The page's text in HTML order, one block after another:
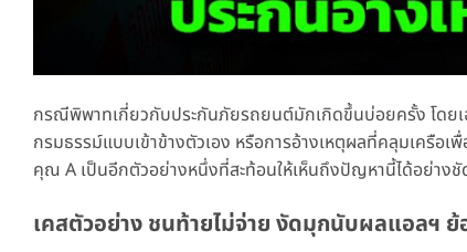
กรณีพิพาทเกี่ยวกับประกันภัยรถยนต์มักเกิดขึ้นบ่อยครั้ง โดยเ
กรมธรรม์แบบเข้าข้างตัวเอง หรือการอ้างเหตุผลที่คลุมเครื
คุณ A เป็นอีกตัวอย่างหนึ่งที่สะท้อนให้เห็นถึงปัญหานี้ได้อย่าง
เคสตัวอย่าง ชนท้ายไม่จ่าย งัดมุกนับผลแอลฯ